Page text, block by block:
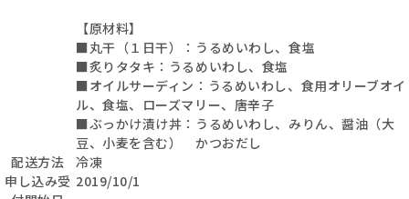
【原材料】
■丸干（１日干）：うるめいわし、食塩
■炙りタタキ：うるめいわし、食塩
■オイルサーディン：うるめいわし、食用オリーブオイ
ル、食塩、ローズマリー、唐辛子
■ぶっかけ漬け丼：うるめいわし、みりん、醤油（大
豆、小麦を含む） かつおだし
配送方法
冷凍
申し込み受 2019/10/1